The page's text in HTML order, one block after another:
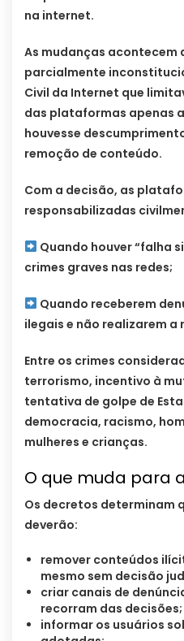
na internet.
As mudanças acontecem
parcialmente
Civil da Internet que
das plataformas apenas
houvesse
remoção de conteúdo.
Com a decisão, as
responsabilizadas
Quando houver “falha
crimes graves nas redes;
Quando receberem
ilegais e não realizarem a
Entre os crimes
terrorismo, incentivo à
tentativa de golpe de
democracia, racismo,
mulheres e crianças.
O que muda para
Os decretos determinam
deverão:
remover conteúdos
mesmo sem decisão
criar canais de
recorram das decisões;
informar os usuários